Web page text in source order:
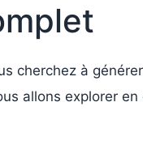
cherchez à
allons explorer en